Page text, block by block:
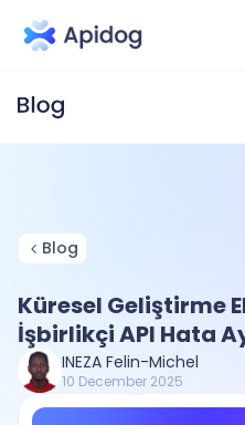
Blog
Küresel Geliştirme
İşbirlikçi API Hata
INEZA Felin-Michel
10 December 2025